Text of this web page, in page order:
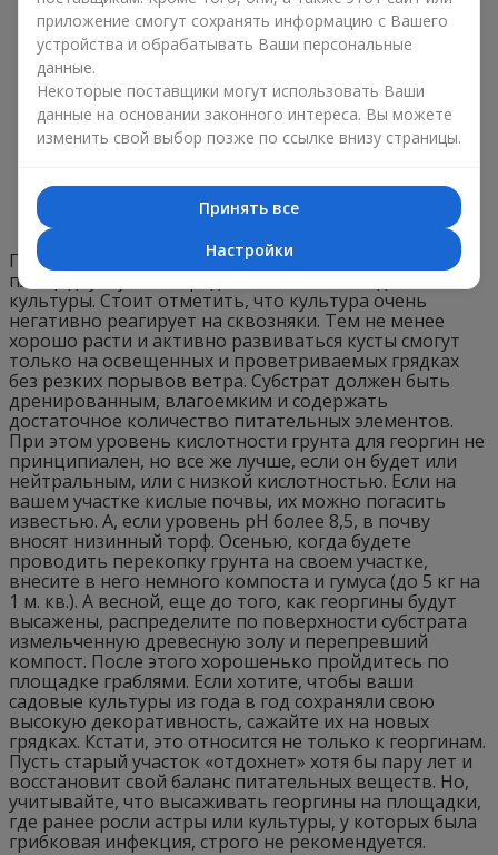
Перед тем, как высаживать георгины на открытую
площадку, нужно определиться с местом для
культуры. Стоит отметить, что культура очень
негативно реагирует на сквозняки. Тем не менее
хорошо расти и активно развиваться кусты смогут
только на освещенных и проветриваемых грядках
без резких порывов ветра. Субстрат должен быть
дренированным, влагоемким и содержать
достаточное количество питательных элементов.
При этом уровень кислотности грунта для георгин не
принципиален, но все же лучше, если он будет или
нейтральным, или с низкой кислотностью. Если на
вашем участке кислые почвы, их можно погасить
известью. А, если уровень рН более 8,5, в почву
вносят низинный торф. Осенью, когда будете
проводить перекопку грунта на своем участке,
внесите в него немного компоста и гумуса (до 5 кг на
1 м. кв.). А весной, еще до того, как георгины будут
высажены, распределите по поверхности субстрата
измельченную древесную золу и перепревший
компост. После этого хорошенько пройдитесь по
площадке граблями. Если хотите, чтобы ваши
садовые культуры из года в год сохраняли свою
высокую декоративность, сажайте их на новых
грядках. Кстати, это относится не только к георгинам.
Пусть старый участок «отдохнет» хотя бы пару лет и
восстановит свой баланс питательных веществ. Но,
учитывайте, что высаживать георгины на площадки,
где ранее росли астры или культуры, у которых была
грибковая инфекция, строго не рекомендуется.
приложение смогут сохранять информацию с Вашего
устройства и обрабатывать Ваши персональные
данные.
Некоторые поставщики могут использовать Ваши
данные на основании законного интереса. Вы можете
изменить свой выбор позже по ссылке внизу страницы.
Принять все
Настройки